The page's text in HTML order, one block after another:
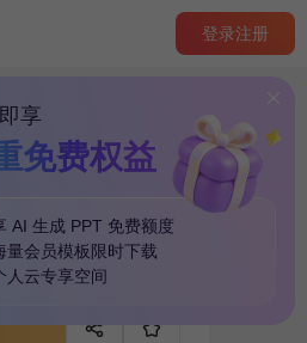
登录注册
享
免费权益
AI 生成 PPT 免费额度
量会员模板 限时下载
人云专享空间
主题